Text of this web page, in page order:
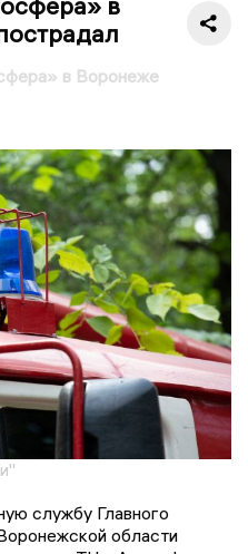
в Воронеже
службу Главного
области